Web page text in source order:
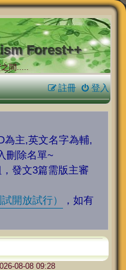
Forest++
間.....
登入
註冊
為主,英文名字為輔,
刪除名單~
發文3篇需版主審
開放試行）
，如有
08-08 09:28